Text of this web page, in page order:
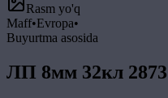
Rasm yo'q
Maff•Evropa•
Buyurtma asosida
ЛП 8мм 32кл 2873